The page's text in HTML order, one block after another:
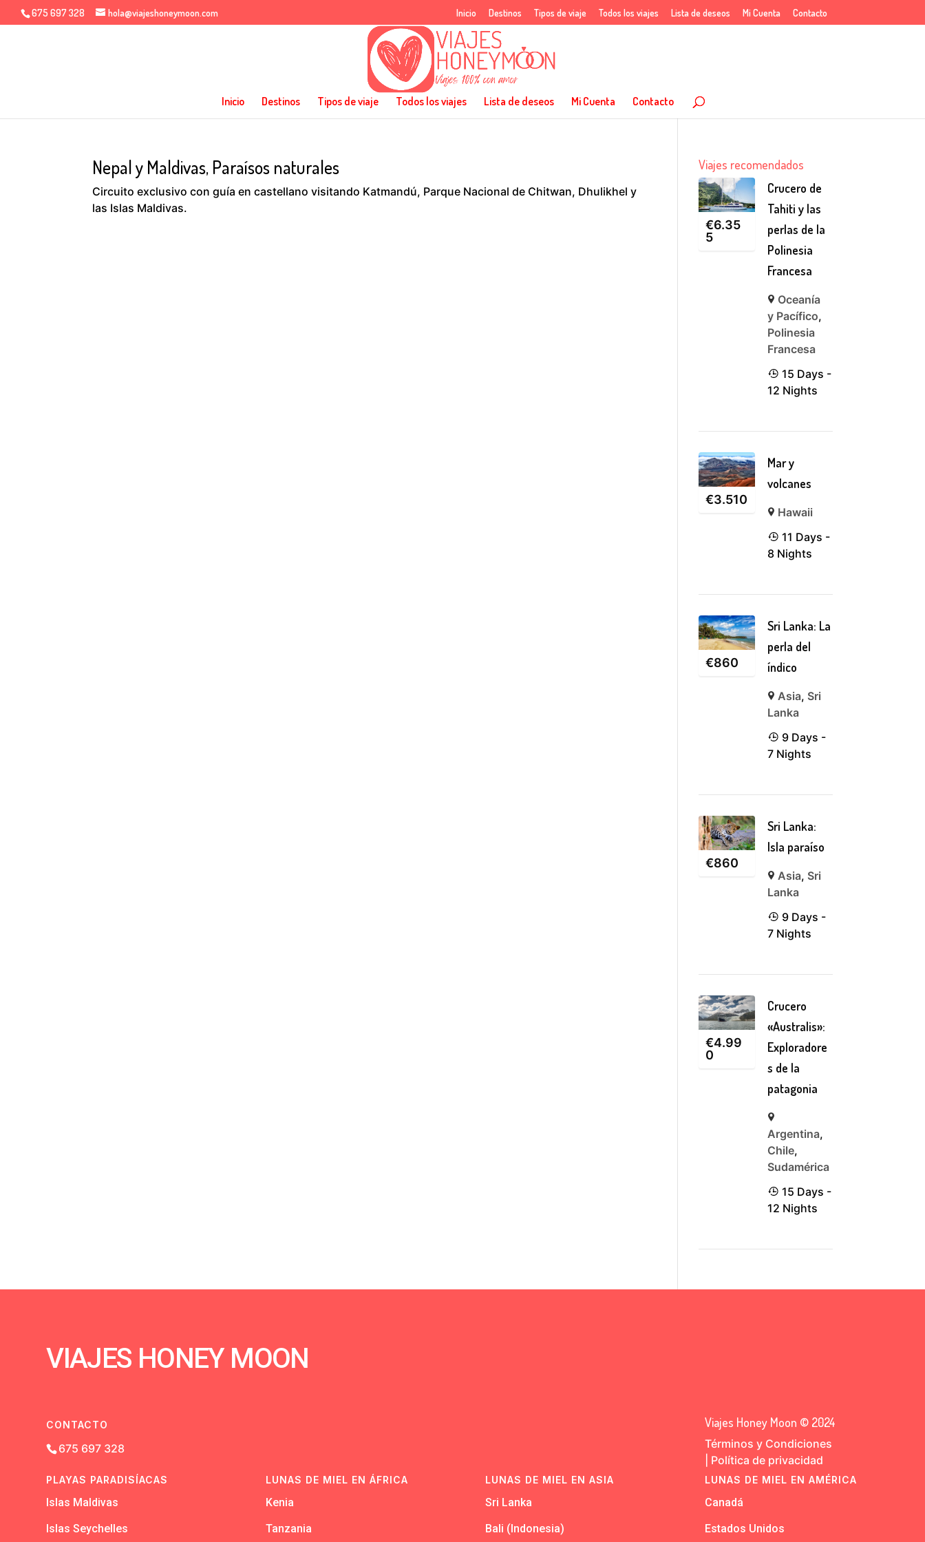
675 697 328 hola@viajeshoneymoon.com Inicio Destinos Tipos de viaje Todos los viajes Lista de deseos Mi Cuenta Contacto
Inicio Destinos Tipos de viaje Todos los viajes Lista de deseos Mi Cuenta Contacto
Nepal y Maldivas, Paraísos naturales
Circuito exclusivo con guía en castellano visitando Katmandú, Parque Nacional de Chitwan, Dhulikhel y
las Islas Maldivas.
Viajes recomendados
€6.35
5
Crucero de
Tahiti y las
perlas de la
Polinesia
Francesa
Oceanía
y Pacífico,
Polinesia
Francesa
15 Days -
12 Nights
€3.510
Mar y
volcanes
Hawaii
11 Days -
8 Nights
€860
Sri Lanka: La
perla del
índico
Asia, Sri
Lanka
9 Days -
7 Nights
€860
Sri Lanka:
Isla paraíso
Asia, Sri
Lanka
9 Days -
7 Nights
€4.99
0
Crucero
«Australis»:
Exploradore
s de la
patagonia
Argentina,
Chile,
Sudamérica
15 Days -
12 Nights
VIAJES HONEY MOON
CONTACTO
675 697 328
Viajes Honey Moon © 2024
Términos y Condiciones
Política de privacidad
PLAYAS PARADISÍACAS
Islas Maldivas
Islas Seychelles
LUNAS DE MIEL EN ÁFRICA
Kenia
Tanzania
LUNAS DE MIEL EN ASIA
Sri Lanka
Bali (Indonesia)
LUNAS DE MIEL EN AMÉRICA
Canadá
Estados Unidos